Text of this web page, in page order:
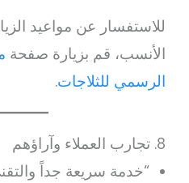
للاستفسار عن مواعيد
الأنسب، قم بزيارة صفحة
الرسمي للثلاجات.
8. تجارب العملاء وآراؤهم
“خدمة سريعة جداً